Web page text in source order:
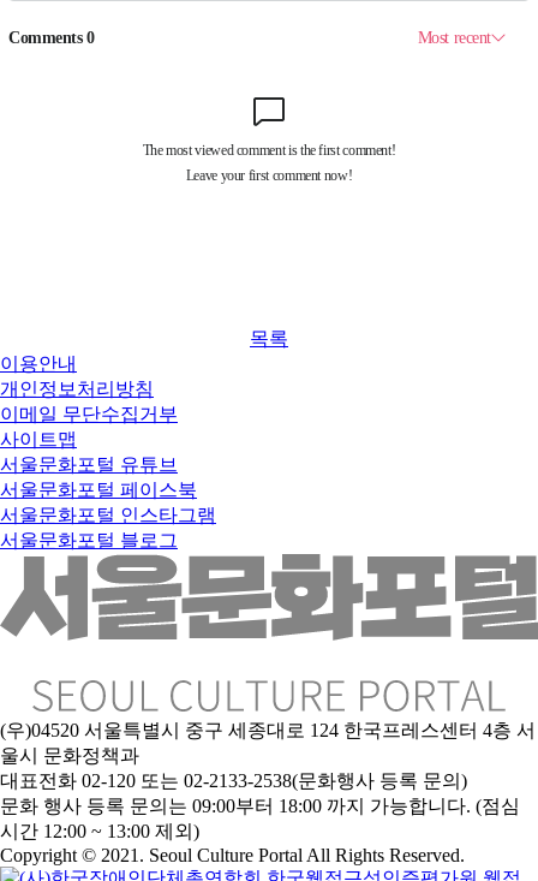
목록
이용안내
개인정보처리방침
이메일 무단수집거부
사이트맵
서울문화포털 유튜브
서울문화포털 페이스북
서울문화포털 인스타그램
서울문화포털 블로그
(우)04520 서울특별시 중구 세종대로 124 한국프레스센터 4층 서
울시 문화정책과
대표전화 02-120 또는 02-2133-2538(문화행사 등록 문의)
문화 행사 등록 문의는 09:00부터 18:00 까지 가능합니다. (점심
시간 12:00 ~ 13:00 제외)
Copyright © 2021. Seoul Culture Portal All Rights Reserved.